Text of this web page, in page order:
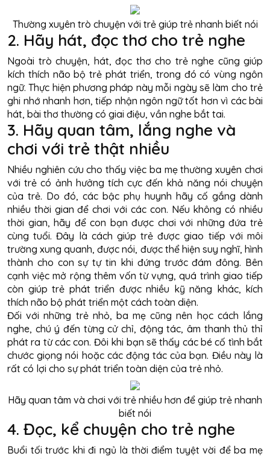
Thường xuyên trò chuyện với trẻ giúp trẻ nhanh biết nói
2. Hãy hát, đọc thơ cho trẻ nghe
Ngoài trò chuyện, hát, đọc thơ cho trẻ nghe cũng giúp
kích thích não bộ trẻ phát triển, trong đó có vùng ngôn
ngữ. Thực hiện phương pháp này mỗi ngày sẽ làm cho trẻ
ghi nhớ nhanh hơn, tiếp nhận ngôn ngữ tốt hơn vì các bài
hát, bài thơ thường có giai điệu, vần nghe bắt tai.
3. Hãy quan tâm, lắng nghe và
chơi với trẻ thật nhiều
Nhiều nghiên cứu cho thấy việc ba mẹ thường xuyên chơi
với trẻ có ảnh hưởng tích cực đến khả năng nói chuyện
của trẻ. Do đó, các bậc phụ huynh hãy cố gắng dành
nhiều thời gian để chơi với các con. Nếu không có nhiều
thời gian, hãy để con bạn được chơi với những đứa trẻ
cùng tuổi. Đây là cách giúp trẻ được giao tiếp với môi
trường xung quanh, được nói, được thể hiện suy nghĩ, hình
thành cho con sự tự tin khi đứng trước đám đông. Bên
cạnh việc mở rộng thêm vốn từ vựng, quá trình giao tiếp
còn giúp trẻ phát triển được nhiều kỹ năng khác, kích
thích não bộ phát triển một cách toàn diện.
Đối với những trẻ nhỏ, ba mẹ cũng nên học cách lắng
nghe, chú ý đến từng cử chỉ, động tác, âm thanh thủ thỉ
phát ra từ các con. Đôi khi bạn sẽ thấy các bé cố tình bắt
chước giọng nói hoặc các động tác của bạn. Điều này là
rất có lợi cho sự phát triển toàn diện của trẻ nhỏ.
Hãy quan tâm và chơi với trẻ nhiều hơn để giúp trẻ nhanh
biết nói
4. Đọc, kể chuyện cho trẻ nghe
Buổi tối trước khi đi ngủ là thời điểm tuyệt vời để ba mẹ